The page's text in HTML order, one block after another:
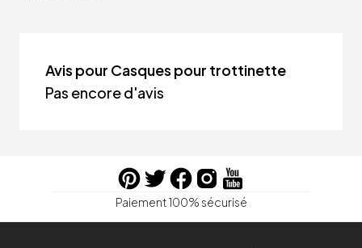
Avis pour Casques pour trottinette
Pas encore d'avis
Paiement 100% sécurisé